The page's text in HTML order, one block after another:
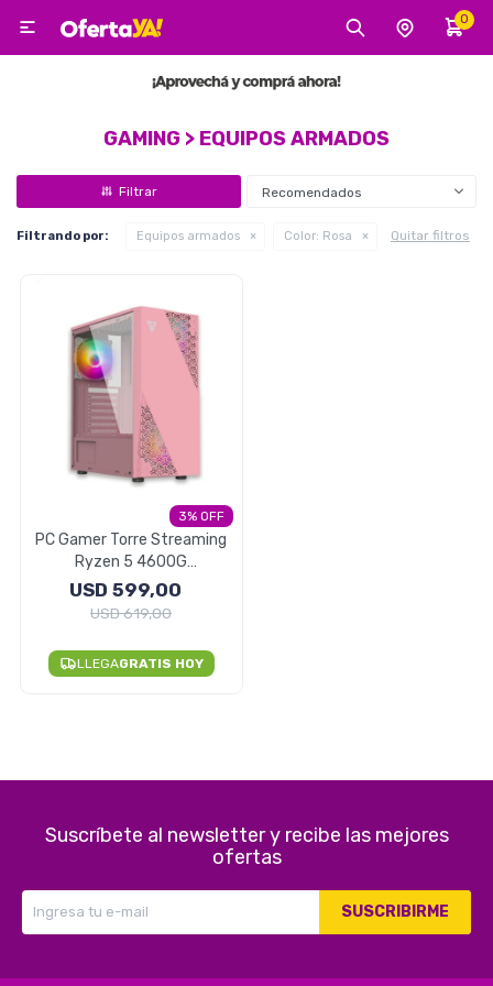
0

GAMING > EQUIPOS ARMADOS
Recomendados
Filtrando por: Equipos armados Color: Rosa Quitar filtros
3
PC Gamer Torre Streaming
Ryzen 5 4600G
16GB/256GB SSD - ROSA
USD 599,00
USD619,00
LLEGAGRATIS HOY
Suscríbete al newsletter y recibe las mejores
ofertas
SUSCRIBIRME
MI CUENTA
Tecnología
Tv, Audio y Video
Tecnología
Gaming
Electrodomésticos
Pequeños electrodomésticos
Deportes y Tiempo Libre